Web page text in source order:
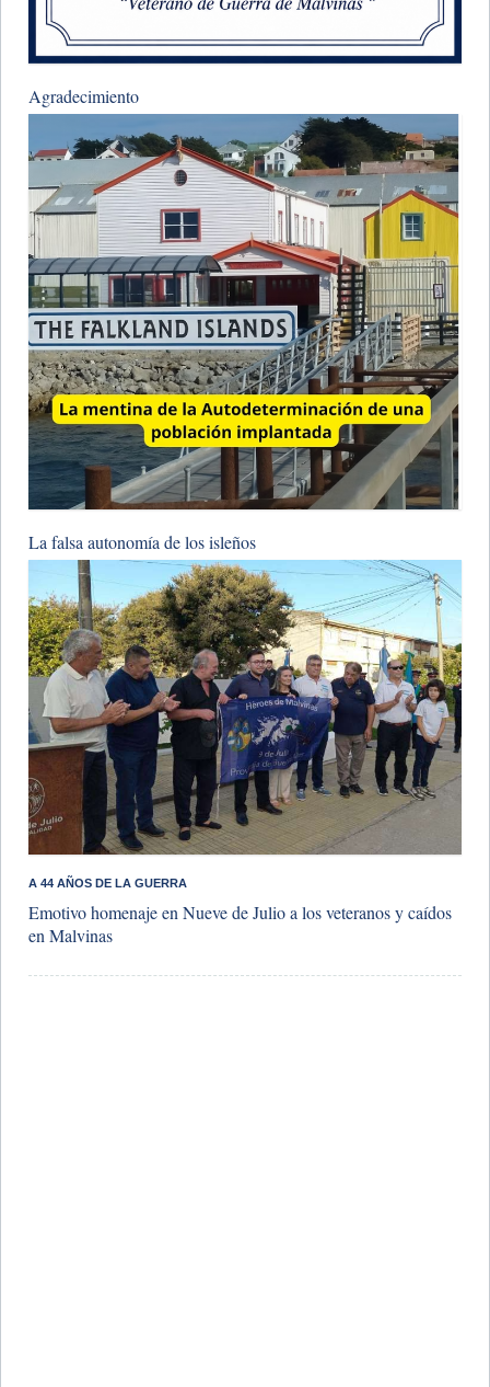
Agradecimiento
La falsa autonomía de los isleños
A 44 AÑOS DE LA GUERRA
Emotivo homenaje en Nueve de Julio a los veteranos y caídos
en Malvinas